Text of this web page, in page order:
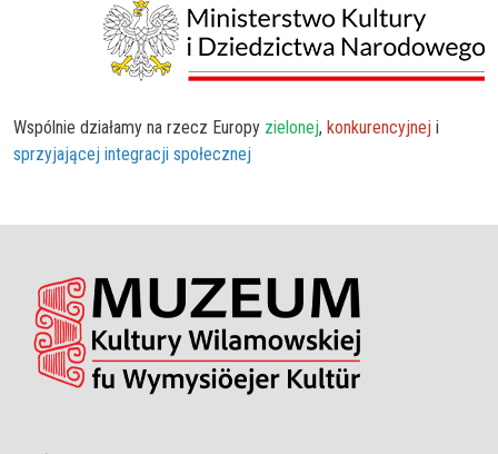
Wspólnie działamy na rzecz Europy zielonej, konkurencyjnej i
sprzyjającej integracji społecznej